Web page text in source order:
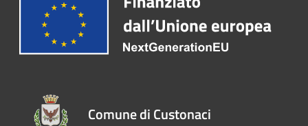
Comune di Custonaci